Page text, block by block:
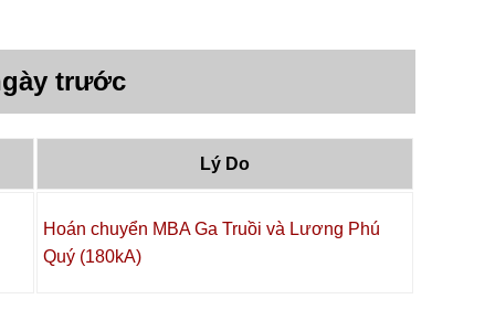
trước
Lý Do
Hoán chuyển MBA Ga Truồi và Lương Phú
Quý (180kA)